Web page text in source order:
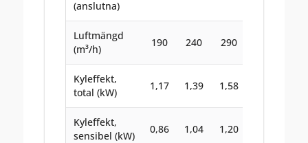
(anslutna)
Luftmängd
(m³/h)
190 240 290
Kyleffekt,
total (kW)
1,17 1,39 1,58
Kyleffekt,
sensibel (kW)
0,86 1,04 1,20